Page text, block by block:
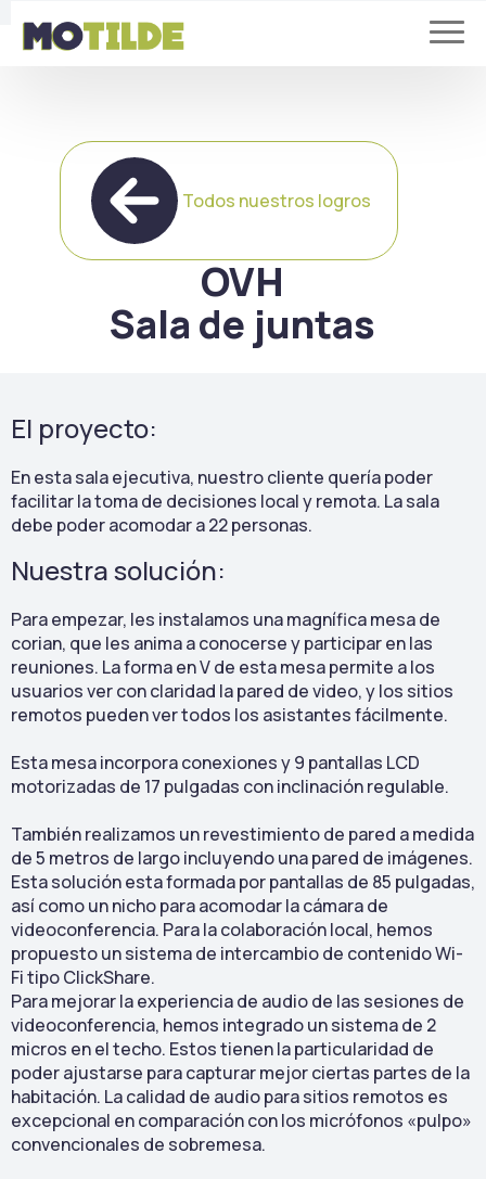
Todos nuestros logros
OVH
Sala de juntas
El proyecto:
En esta sala ejecutiva, nuestro cliente quería poder
facilitar la toma de decisiones local y remota. La sala
debe poder acomodar a 22 personas.
Nuestra solución:
Para empezar, les instalamos una magnífica mesa de
corian, que les anima a conocerse y participar en las
reuniones. La forma en V de esta mesa permite a los
usuarios ver con claridad la pared de video, y los sitios
remotos pueden ver todos los asistantes fácilmente.
Esta mesa incorpora conexiones y 9 pantallas LCD
motorizadas de 17 pulgadas con inclinación regulable.
También realizamos un revestimiento de pared a medida
de 5 metros de largo incluyendo una pared de imágenes.
Esta solución esta formada por pantallas de 85 pulgadas,
así como un nicho para acomodar la cámara de
videoconferencia. Para la colaboración local, hemos
propuesto un sistema de intercambio de contenido Wi-
Fi tipo ClickShare.
Para mejorar la experiencia de audio de las sesiones de
videoconferencia, hemos integrado un sistema de 2
micros en el techo. Estos tienen la particularidad de
poder ajustarse para capturar mejor ciertas partes de la
habitación. La calidad de audio para sitios remotos es
excepcional en comparación con los micrófonos «pulpo»
convencionales de sobremesa.